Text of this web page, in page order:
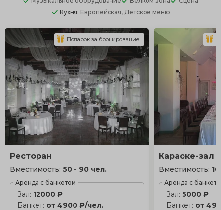
Кухня: Европейская, Детское меню
Ресторан
Вместимость: 50 - 90 чел.
Аренда с банкетом
Зал: 12000 ₽
Банкет: от 4900 ₽/чел.
Подарок за бронирование
Караоке-зал
Вместимость:
Аренда с
Зал:5000 ₽
Банкет: от